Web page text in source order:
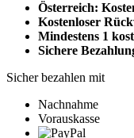
Österreich:
Kostenloser
Mindestens 1
Sichere
Sicher bezahlen mit
Nachnahme
Vorauskasse